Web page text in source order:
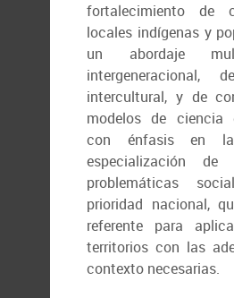
fortalecimiento de
locales indígenas y
un abordaje
intergeneracional,
intercultural, y de
modelos de ciencia
con énfasis en
especialización
problemáticas
prioridad nacional,
referente para
territorios con las
contexto necesarias.